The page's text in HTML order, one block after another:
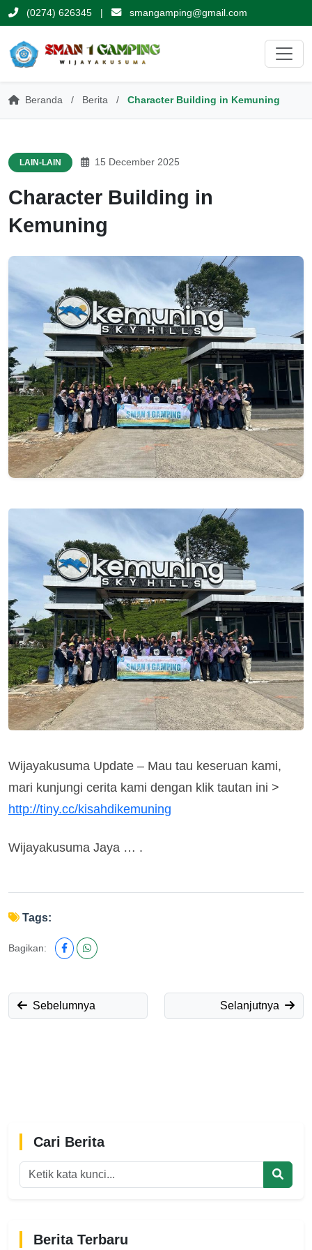
(0274) 626345 | smangamping@gmail.com
Beranda / Berita / Character Building in Kemuning
LAIN-LAIN 15 December 2025
Character Building in
Kemuning
Wijayakusuma Update – Mau tau keseruan kami,
mari kunjungi cerita kami dengan klik tautan ini >
http://tiny.cc/kisahdikemuning
Wijayakusuma Jaya … .
Tags:
Bagikan:
Sebelumnya Selanjutnya
Cari Berita
Berita Terbaru